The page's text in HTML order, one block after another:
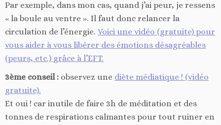
Par exemple, dans mon cas, quand j’ai peur, je ressens
« la boule au ventre ». Il faut donc relancer la
circulation de l’énergie. Voici une vidéo (gratuite) pour
vous aider à vous libérer des émotions désagréables
(peurs, etc.) grâce à l’EFT.
3ème conseil : observez une diète médiatique ! (vidéo
gratuite).
Et oui ! car inutile de faire 3h de méditation et des
tonnes de respirations calmantes pour tout ruiner en